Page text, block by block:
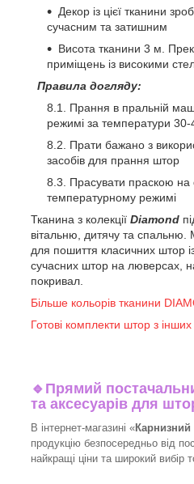
Декор із цієї тканини
сучасним та затишним
Висота тканини 3 м.
приміщень із високими
Правила догляду:
Прання в пральній
режимі за температури 30-
Прати бажано з
засобів для прання штор
Прасувати праскою
температурному режимі
Тканина з колекції Diamond
вітальню, дитячу та спальню.
для пошиття класичних штор
сучасних штор на люверсах,
покривал.
Більше кольорів тканини
Готові комплекти штор з інших
🔹 Прямий
та аксесуарів для
В інтернет-магазині «Карнизний
продукцію безпосередньо від
найкращі ціни та широкий вибір